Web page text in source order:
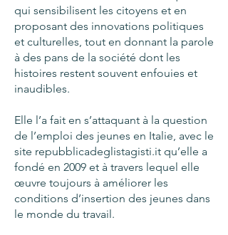
qui sensibilisent les citoyens et en
proposant des innovations politiques
et culturelles, tout en donnant la parole
à des pans de la société dont les
histoires restent souvent enfouies et
inaudibles.
Elle l’a fait en s’attaquant à la question
de l’emploi des jeunes en Italie, avec le
site repubblicadeglistagisti.it qu’elle a
fondé en 2009 et à travers lequel elle
œuvre toujours à améliorer les
conditions d’insertion des jeunes dans
le monde du travail.